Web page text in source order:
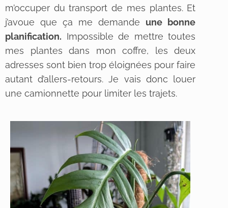
m’occuper du transport de mes plantes. Et
j’avoue que ça me demande une bonne
planification. Impossible de mettre toutes
mes plantes dans mon coffre, les deux
adresses sont bien trop éloignées pour faire
autant d’allers-retours. Je vais donc louer
une camionnette pour limiter les trajets.